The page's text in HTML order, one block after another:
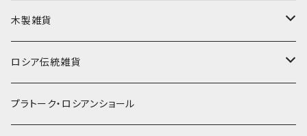
クリスマス
ノリンスクの子達
動物マトリョーシカ
タマラ・コリエワ
ナジェジダ・イワンツォワ
リュボーフィ・ブズイキナ
型押しの箱
キャニスター
白樺編み
木製雑貨
ニードルケース・お針刺し
ベル・起きあがりこぼし
ロシア伝統雑貨
ホフロマ
プラトーク・ロシアンショール